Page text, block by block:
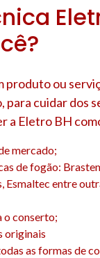
ou
para cuidar
a Eletro BH
mercado;
de fogão:
Esmaltec entre
o conserto;
originais
as formas de